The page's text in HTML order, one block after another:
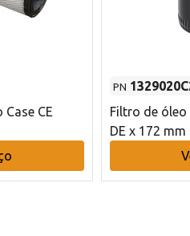
CE
PN
Filtro de
DE x 172 mm